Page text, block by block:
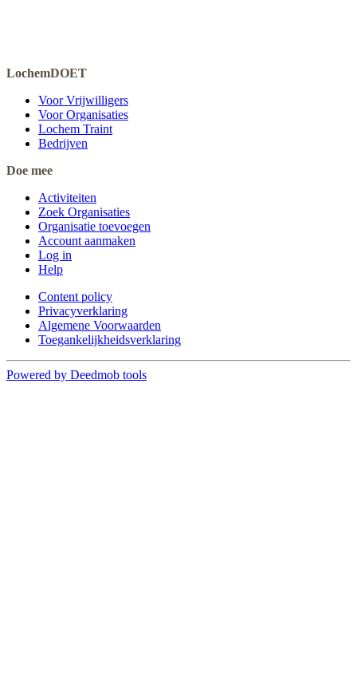
LochemDOET
Voor Vrijwilligers
Voor Organisaties
Lochem Traint
Bedrijven
Doe mee
Activiteiten
Zoek Organisaties
Organisatie toevoegen
Account aanmaken
Log in
Help
Content policy
Privacyverklaring
Algemene Voorwaarden
Toegankelijkheidsverklaring
Powered by Deedmob tools